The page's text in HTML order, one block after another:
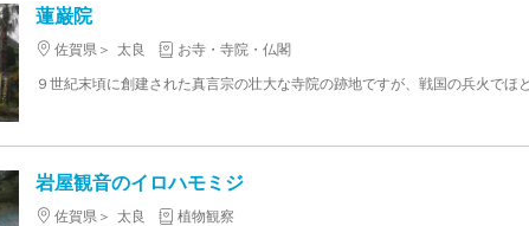
蓮巌院
佐賀県 太良
お寺・寺院・仏閣
岩屋観音のイロハモミジ
佐賀県 太良
植物観察